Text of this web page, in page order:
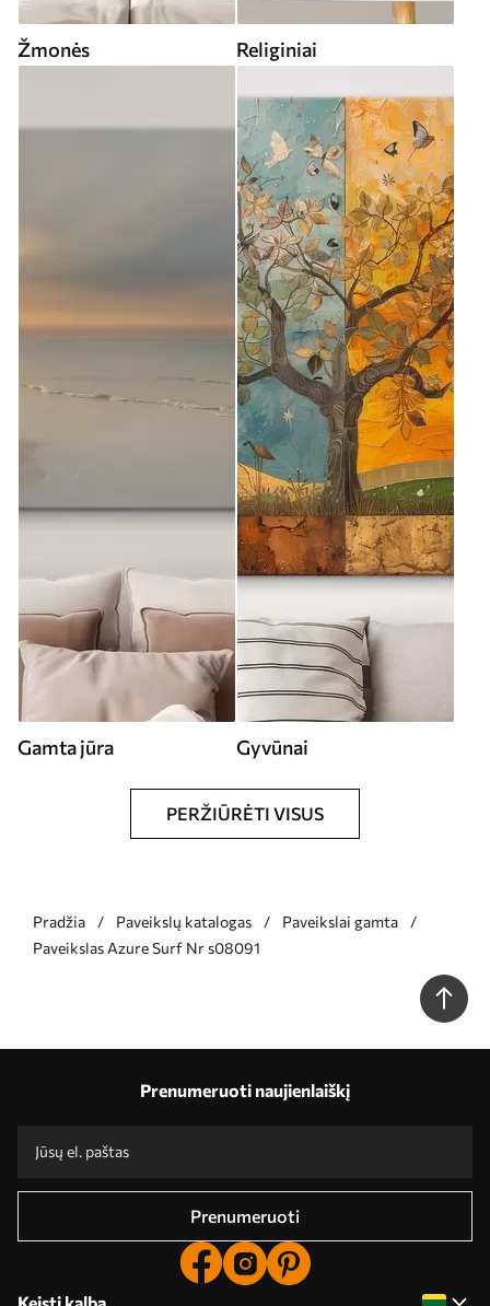
Žmonės Religiniai
Gamta jūra Gyvūnai
PERŽIŪRĖTI VISUS
Pradžia Paveikslų katalogas
Paveikslai gamta
Paveikslas Azure Surf Nr s08091
Prenumeruoti naujienlaiškį
Prenumeruoti